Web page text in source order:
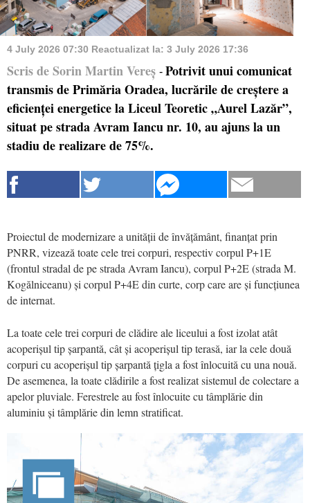
4 July 2026 07:30 Reactualizat la: 3 July 2026 17:36
Scris de Sorin Martin Vereș - Potrivit unui comunicat
transmis de Primăria Oradea, lucrările de creștere a
eficienței energetice la Liceul Teoretic „Aurel Lazăr”,
situat pe strada Avram Iancu nr. 10, au ajuns la un
stadiu de realizare de 75%.
Proiectul de modernizare a unității de învățământ, finanțat prin
PNRR, vizează toate cele trei corpuri, respectiv corpul P+1E
(frontul stradal de pe strada Avram Iancu), corpul P+2E (strada M.
Kogălniceanu) și corpul P+4E din curte, corp care are și funcțiunea
de internat.
La toate cele trei corpuri de clădire ale liceului a fost izolat atât
acoperișul tip șarpantă, cât și acoperișul tip terasă, iar la cele două
corpuri cu acoperișul tip șarpantă țigla a fost înlocuită cu una nouă.
De asemenea, la toate clădirile a fost realizat sistemul de colectare a
apelor pluviale. Ferestrele au fost înlocuite cu tâmplărie din
aluminiu și tâmplărie din lemn stratificat.